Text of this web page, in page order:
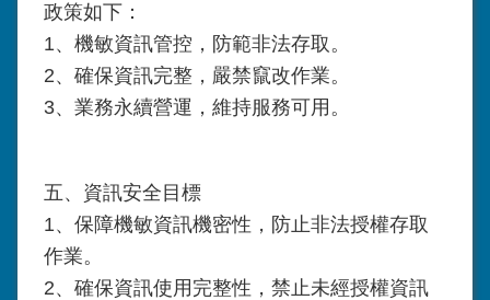
政策如下：
1、機敏資訊管控，防範非法存取。
2、確保資訊完整，嚴禁竄改作業。
3、業務永續營運，維持服務可用。
五、資訊安全目標
1、保障機敏資訊機密性，防止非法授權存取
作業。
2、確保資訊使用完整性，禁止未經授權資訊